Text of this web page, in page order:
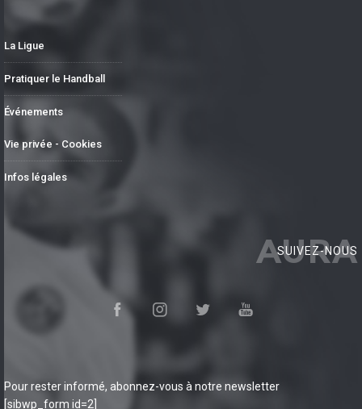
La Ligue
Pratiquer le Handball
Événements
Vie privée - Cookies
Infos légales
AURA
SUIVEZ-NOUS
Pour rester informé, abonnez-vous à notre newsletter
[sibwp_form id=2]